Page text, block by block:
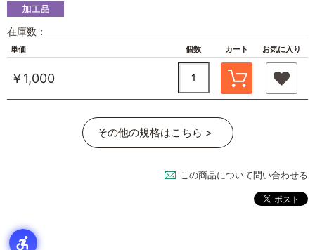
在庫数：
単価 個数 カート お気に入り
￥1,000
その他の規格はこちら >
この商品について問い合わせる